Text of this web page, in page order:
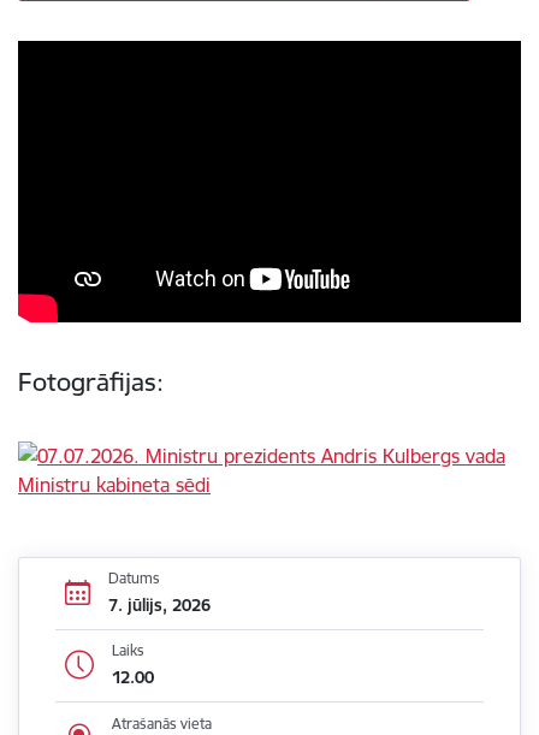
Fotogrāfijas:
Datums
7. jūlijs, 2026
Laiks
12.00
Atrašanās vieta